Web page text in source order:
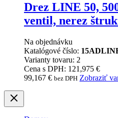
Drez LINE 50,
ventil, nerez
Na objednávku
Katalógové číslo:
Varianty tovaru: 2
Cena s DPH: 121,975 €
99,167 € bez DPH Zobraziť